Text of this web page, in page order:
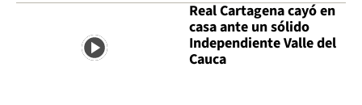
Real Cartagena cayó en
casa ante un sólido
Independiente Valle del
Cauca